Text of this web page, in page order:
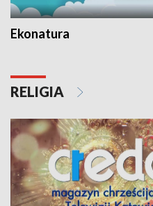
Ekonatura
RELIGIA